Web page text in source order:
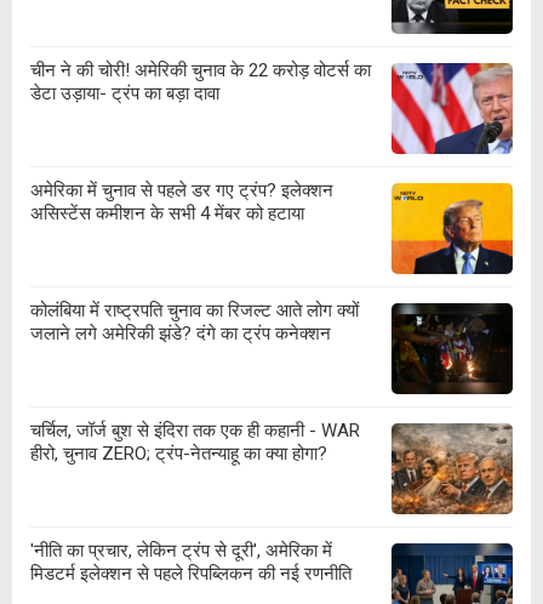
चीन ने की चोरी! अमेरिकी चुनाव के 22 करोड़ वोटर्स का
डेटा उड़ाया- ट्रंप का बड़ा दावा
अमेरिका में चुनाव से पहले डर गए ट्रंप? इलेक्शन
असिस्टेंस कमीशन के सभी 4 मेंबर को हटाया
कोलंबिया में राष्ट्रपति चुनाव का रिजल्ट आते लोग क्यों
जलाने लगे अमेरिकी झंडे? दंगे का ट्रंप कनेक्शन
चर्चिल, जॉर्ज बुश से इंदिरा तक एक ही कहानी - WAR
हीरो, चुनाव ZERO; ट्रंप-नेतन्याहू का क्या होगा?
'नीति का प्रचार, लेकिन ट्रंप से दूरी', अमेरिका में
मिडटर्म इलेक्शन से पहले रिपब्लिकन की नई रणनीति